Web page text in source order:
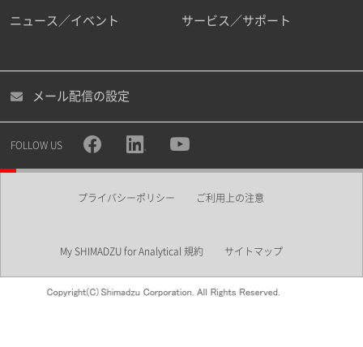
職種
所属部署
ニュース／イベント サービス／サポート
メール配信の設定
FOLLOW US
プライバシーポリシー ご利用上の注意
My SHIMADZU for Analytical 規約 サイトマップ